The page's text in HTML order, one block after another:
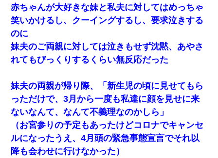
私『貯金貯まったし、やっと家建てられるね！』夫「実家
を二世帯住宅にした。それに貯金使った」→私『離婚しよ
う』夫「えっ」私『使った貯金はあげるから』→すると…
【衝撃】女友達から行為中に告白されてOKした結果
姉旦那の友達「ほんとのパパだよ～」私のお腹を触ってほ
ざく。→思わず手を叩いて振り払ったら…
男だけどリベンジポノレノの被害者になって未だに人生が
立ち直せない
「お前の父ちゃんは自宅警備員」とかからかわれたけど、
実はとんでもない仕事に就いていた
赤ちゃんが大好きな妹と私夫に対してはめっちゃ
笑いかけるし、クーイングするし、要求泣きする
のに
妹夫のご両親に対しては泣きもせず沈黙、あやさ
れてもびっくりするくらい無反応だった
妹夫の両親が帰り際、「新生児の頃に見せてもら
っただけで、3月から一度も私達に顔を見せに来
ないなんて、なんて不義理なのかしら」
（お宮参りの予定もあったけどコロナでキャンセ
ルになったうえ、4月頭の緊急事態宣言でそれ以
降も会わせに行けなかった）